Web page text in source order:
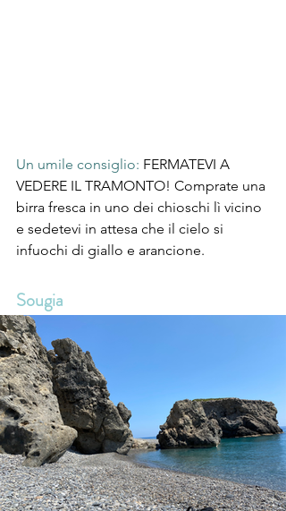
Un umile consiglio: FERMATEVI A
VEDERE IL TRAMONTO! Comprate una
birra fresca in uno dei chioschi lì vicino
e sedetevi in attesa che il cielo si
infuochi di giallo e arancione.
Sougia